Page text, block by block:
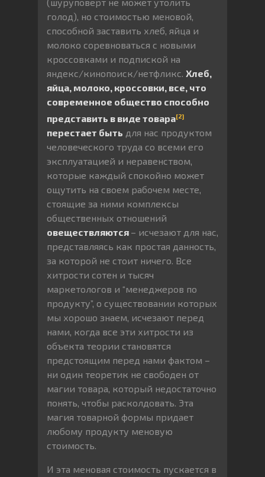
голод), но стоимостью меновой,
способной заставить хлеб, яйца и
молоко соревноваться с новыми
кроссовками и подпиской на
яндекс/кинопоиск/нетфликс. Хлеб,
яйца, молоко, кроссовки, все, что
современное общество способно
представить в виде товара[2]
перестает быть для нас продуктом
человеческого труда со всеми его
эксплуатацией и неравенством,
которые каждый спокойно может
ощутить на своем рабочем месте,
стоящие за ними комплексы
общественных отношений
овеществляются – исчезают для нас,
представляясь как простая данность,
за которой не стоит ничего. Все
хитрости сотен и тысяч
маркетологов и “менеджеров по
продукту”, о существовании которых
мы хорошо знаем, исчезают перед
нами, когда все эти хитрости из
объекта теории становятся
предстоящим перед нами фактом –
ни один теоретик не свободен от
магии товара, который недостаточно
понять, чтобы расколдовать. Эта
магия товарной формы придает
любому продукту меновую
стоимость.
И эта меновая стоимость пускается в